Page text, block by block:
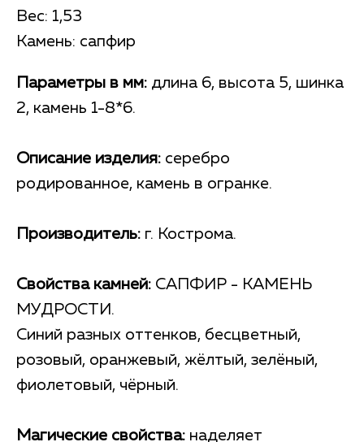
Параметры в мм: длина 6, высота 5, шинка
2, камень 1-8*6.
Описание изделия: серебро
родированное, камень в огранке.
Производитель: г. Кострома.
Свойства камней: САПФИР - КАМЕНЬ
МУДРОСТИ.
Синий разных оттенков, бесцветный,
розовый, оранжевый, жёлтый, зелёный,
фиолетовый, чёрный.
Магические свойства: наделяет
Вес: 1,53
Камень: сапфир